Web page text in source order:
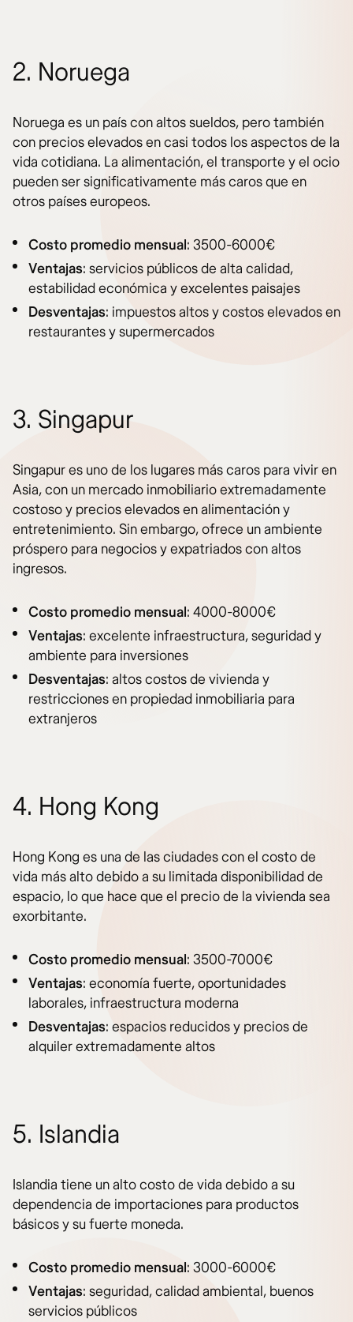
2. Noruega
Noruega es un país con altos sueldos, pero también
con precios elevados en casi todos los aspectos de la
vida cotidiana. La alimentación, el transporte y el ocio
pueden ser significativamente más caros que en
otros países europeos.
Costo promedio mensual: 3500-6000€
Ventajas: servicios públicos de alta calidad,
estabilidad económica y excelentes paisajes
Desventajas: impuestos altos y costos elevados en
restaurantes y supermercados
3. Singapur
Singapur es uno de los lugares más caros para vivir en
Asia, con un mercado inmobiliario extremadamente
costoso y precios elevados en alimentación y
entretenimiento. Sin embargo, ofrece un ambiente
próspero para negocios y expatriados con altos
ingresos.
Costo promedio mensual: 4000-8000€
Ventajas: excelente infraestructura, seguridad y
ambiente para inversiones
Desventajas: altos costos de vivienda y
restricciones en propiedad inmobiliaria para
extranjeros
4. Hong Kong
Hong Kong es una de las ciudades con el costo de
vida más alto debido a su limitada disponibilidad de
espacio, lo que hace que el precio de la vivienda sea
exorbitante.
Costo promedio mensual: 3500-7000€
Ventajas: economía fuerte, oportunidades
laborales, infraestructura moderna
Desventajas: espacios reducidos y precios de
alquiler extremadamente altos
5. Islandia
Islandia tiene un alto costo de vida debido a su
dependencia de importaciones para productos
básicos y su fuerte moneda.
Costo promedio mensual: 3000-6000€
Ventajas: seguridad, calidad ambiental, buenos
servicios públicos